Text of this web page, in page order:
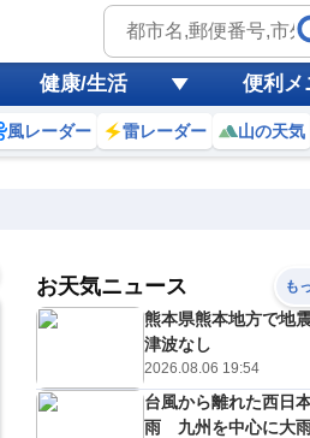
健康/生活 便利メ
風レーダー 雷レーダー 山の天気
19
ミリ
20
0ミリ 0ミリ
お天気ニュース も
熊本県熊本地方で地
津波なし
2026.08.06 19:54
台風から離れた西日
雨 九州を中心に大